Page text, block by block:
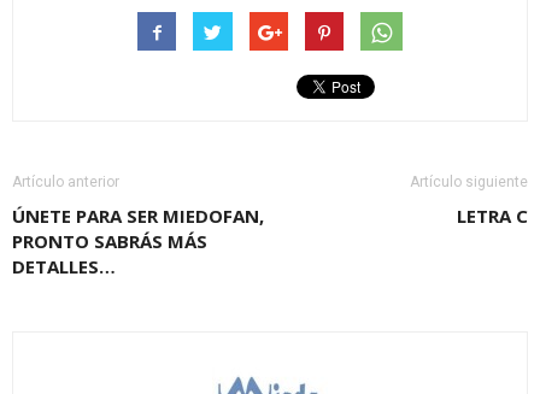
Artículo anterior
ÚNETE PARA SER MIEDOFAN,
PRONTO SABRÁS MÁS
DETALLES…
Artículo siguiente
LETRA C